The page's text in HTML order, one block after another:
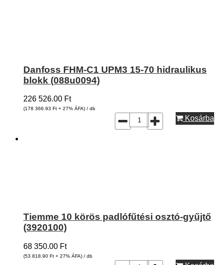
Danfoss FHM-C1 UPM3 15-70 hidraulikus
blokk (088u0094)
226 526.00 Ft
(178 366.93 Ft + 27% ÁFA) / db
Kosárba
Tiemme 10 körös padlófűtési osztó-gyűjtő
(3920100)
68 350.00 Ft
(53 818.90 Ft + 27% ÁFA) / db